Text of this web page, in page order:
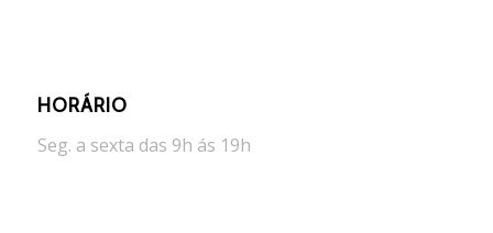
HORÁRIO
Seg. a sexta das 9h ás 19h